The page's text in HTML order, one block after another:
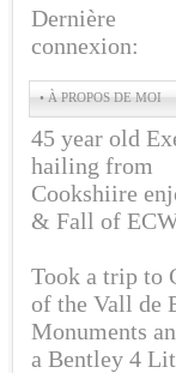
Dernière
connexion:
• À PROPOS DE MOI
45 year old
hailing from
Cookshiire
& Fall of
Took a trip to
of the Vall de
Monuments
a Bentley 4